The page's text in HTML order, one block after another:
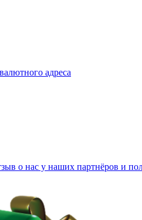
адреса
о нас у наших партнёров и